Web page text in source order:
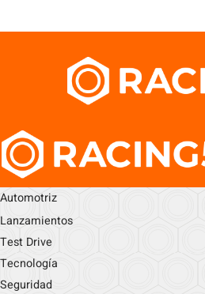
Automotriz
Lanzamientos
Test Drive
Tecnología
Seguridad